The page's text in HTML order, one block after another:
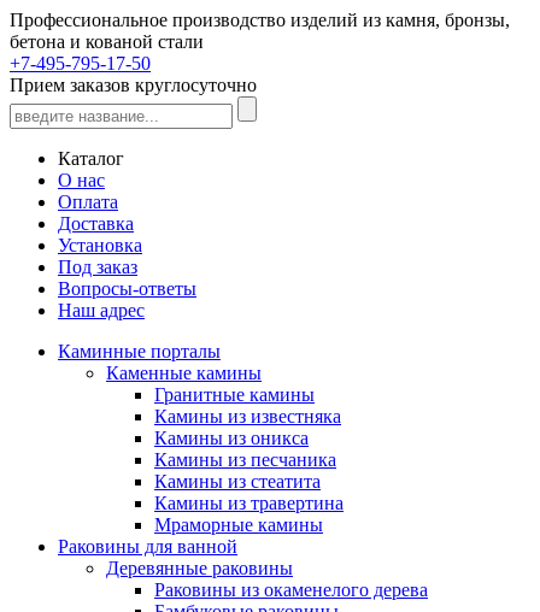
Профессиональное производство изделий из камня, бронзы,
бетона и кованой стали
+7-495-795-17-50
Прием заказов круглосуточно
Каталог
О нас
Оплата
Доставка
Установка
Под заказ
Вопросы-ответы
Наш адрес
Каминные порталы
Каменные камины
Гранитные камины
Камины из известняка
Камины из оникса
Камины из песчаника
Камины из стеатита
Камины из травертина
Мраморные камины
Раковины для ванной
Деревянные раковины
Раковины из окаменелого дерева